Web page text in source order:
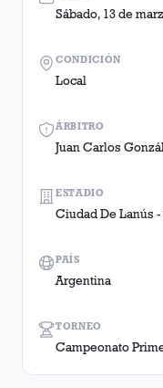
Sábado, 13 de
ÁRBITRO
Juan Carlos
TORNEO
Campeonato
CONDICIÓN
Local
ESTADIO
Ciudad De Lanús
PAÍS
Argentina